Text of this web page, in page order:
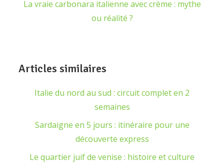
La vraie carbonara italienne avec crème : mythe
ou réalité ?
Articles similaires
Italie du nord au sud : circuit complet en 2
semaines
Sardaigne en 5 jours : itinéraire pour une
découverte express
Le quartier juif de venise : histoire et culture